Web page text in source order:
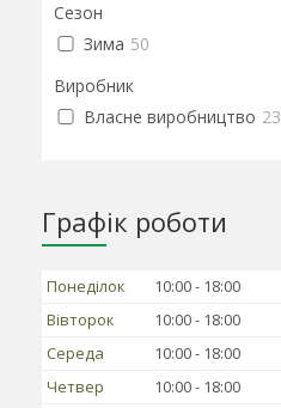
Сезон
Зима 50
Виробник
Власне виробництво 23
Графік роботи
Понеділок 10:00
18:00
Вівторок
10:00
18:00
Середа
10:00
18:00
Четвер
10:00
18:00